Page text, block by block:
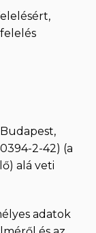
2-42) (a
alá veti
adatok